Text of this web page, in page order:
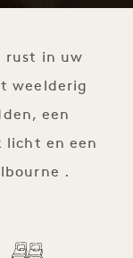
rust in uw
weelderig
een
licht en een
.